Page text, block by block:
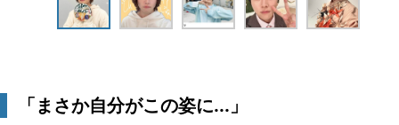
「まさか自分がこの姿に...」